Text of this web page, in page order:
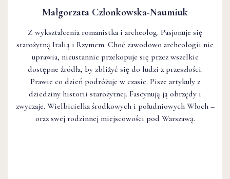
Małgorzata Członkowska-Naumiuk
Z wykształcenia romanistka i archeolog. Pasjonuje się
starożytną Italią i Rzymem. Choć zawodowo archeologii nie
uprawia, nieustannie przekopuje się przez wszelkie
dostępne źródła, by zbliżyć się do ludzi z przeszłości.
Prawie co dzień podróżuje w czasie. Pisze artykuły z
dziedziny historii starożytnej. Fascynują ją obrzędy i
zwyczaje. Wielbicielka środkowych i południowych Włoch –
oraz swej rodzinnej miejscowości pod Warszawą.